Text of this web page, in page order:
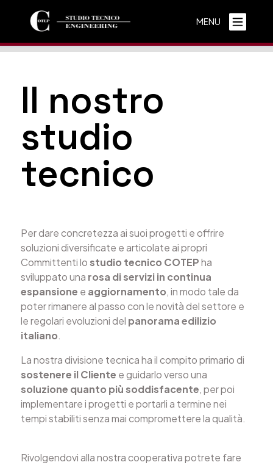
MENU
STUDIO TECNICO
Home
Il nostro
studio
tecnico
Per dare concretezza ai suoi progetti e offrire
soluzioni diversificate e articolate ai propri
Committenti lostudio tecnico COTEPha
sviluppato una rosa di servizi in continua
espansione e aggiornamento, in modo tale da
poter rimanere al passo con le novità del settore e
le regolari evoluzioni del panorama edilizio
italiano.
La nostra divisione tecnica ha il compito primario di
sostenere il Cliente e guidarlo verso una
soluzione quanto più soddisfacente, per poi
implementare i progetti e portarli a termine nei
tempi stabiliti senza mai compromettere la qualità.
Rivolgendovi alla nostra cooperativa potrete fare